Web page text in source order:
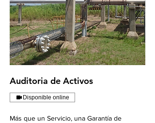
Auditoria de Activos
Disponible online
Más que un Servicio, una Garantía de